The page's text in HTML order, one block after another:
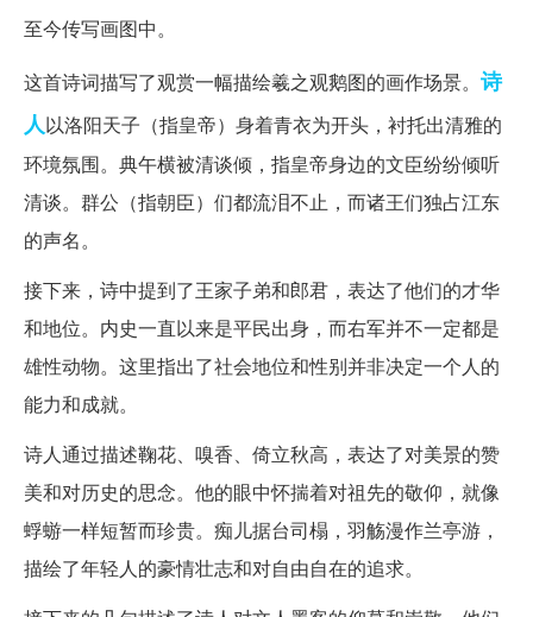
至今传写画图中。
这首诗词描写了观赏一幅描绘羲之观鹅图的画作场景。 诗
人以洛阳天子（指皇帝）身着青衣为开头，衬托出清雅的
环境氛围。典午横被清谈倾，指皇帝身边的文臣纷纷倾听
清谈。群公（指朝臣）们都流泪不止，而诸王们独占江东
的声名。
接下来，诗中提到了王家子弟和郎君，表达了他们的才华
和地位。内史一直以来是平民出身，而右军并不一定都是
雄性动物。这里指出了社会地位和性别并非决定一个人的
能力和成就。
诗人通过描述鞠花、嗅香、倚立秋高，表达了对美景的赞
美和对历史的思念。他的眼中怀揣着对祖先的敬仰，就像
蜉蝣一样短暂而珍贵。痴儿据台司榻，羽觞漫作兰亭游，
描绘了年轻人的豪情壮志和对自由自在的追求。